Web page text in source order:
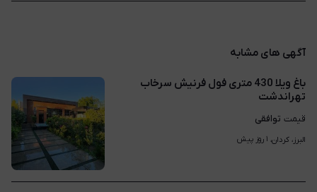
آگهی های مشابه
باغ ویلا 430 متری فول فرنیش سرخاب
تهراندشت
قیمت توافقی
البرز، کردان، ۱ روز پیش